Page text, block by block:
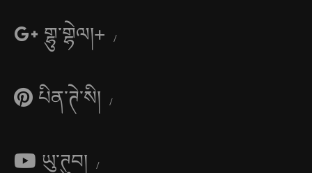
གྷུ་གྷེལ།+
པིན་ཊེ་སི།
ཡུ་ཊུབ།